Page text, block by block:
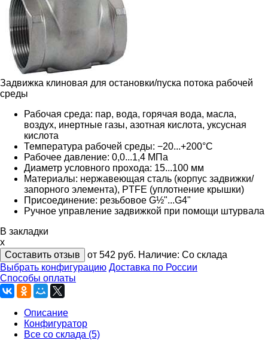
Задвижка клиновая для остановки/пуска потока рабочей
среды
Рабочая среда: пар, вода, горячая вода, масла,
воздух, инертные газы, азотная кислота, уксусная
кислота
Температура рабочей среды: −20...+200°С
Рабочее давление: 0,0...1,4 МПа
Диаметр условного прохода: 15...100 мм
Материалы: нержавеющая сталь (корпус задвижки/
запорного элемента), PTFE (уплотнение крышки)
Присоединение: резьбовое G½"...G4"
Ручное управление задвижкой при помощи штурвала
В закладки
x
Составить отзыв
от 542 руб. Наличие: Со склада
Выбрать конфигурацию Доставка по России
Способы оплаты
Описание
Конфигуратор
Все со склада (5)